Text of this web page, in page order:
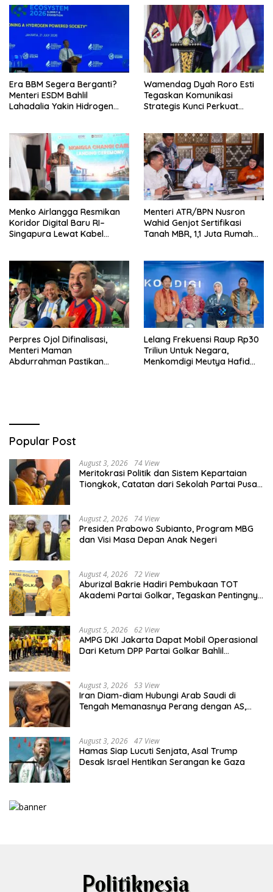
Era BBM Segera Berganti?
Menteri ESDM Bahlil
Lahadalia Yakin Hidrogen
Wamendag Dyah Roro Esti
Tegaskan Komunikasi
Strategis Kunci Perkuat
Menko Airlangga Resmikan
Koridor Digital Baru RI–
Singapura Lewat Kabel
Menteri ATR/BPN Nusron
Wahid Genjot Sertifikasi
Tanah MBR, 1,1 Juta Rumah
Perpres Ojol Difinalisasi,
Menteri Maman
Abdurrahman Pastikan
Lelang Frekuensi Raup Rp30
Triliun Untuk Negara,
Menkomdigi Meutya Hafid
Popular Post
August 3, 2026 74 View
Meritokrasi Politik dan Sistem Kepartaian
Tiongkok, Catatan dari Sekolah Partai Pusat
August 2, 2026 74 View
Presiden Prabowo Subianto, Program MBG
dan Visi Masa Depan Anak Negeri
August 4, 2026 72 View
Aburizal Bakrie Hadiri Pembukaan TOT
Akademi Partai Golkar, Tegaskan Pentingnya
August 5, 2026 62 View
AMPG DKI Jakarta Dapat Mobil Operasional
Dari Ketum DPP Partai Golkar Bahlil
August 3, 2026 53 View
Iran Diam-diam Hubungi Arab Saudi di
Tengah Memanasnya Perang dengan AS,
August 3, 2026 47 View
Hamas Siap Lucuti Senjata, Asal Trump
Desak Israel Hentikan Serangan ke Gaza